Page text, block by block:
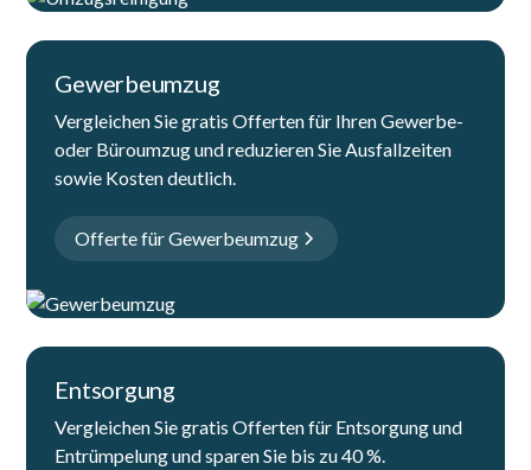
Gewerbeumzug
Vergleichen Sie gratis Offerten für Ihren Gewerbe-
oder Büroumzug und reduzieren Sie Ausfallzeiten
sowie Kosten deutlich.
Offerte für Gewerbeumzug
Entsorgung
Vergleichen Sie gratis Offerten für Entsorgung und
Entrümpelung und sparen Sie bis zu 40 %.